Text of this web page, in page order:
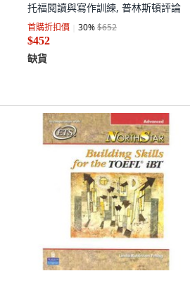
托福閱讀與寫作訓練, 普林斯頓評論
首購折扣價 30%$652
$452
缺貨